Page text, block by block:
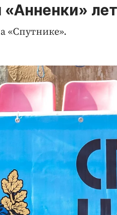
«Анненки»
«Спутнике».